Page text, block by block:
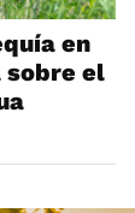
en
sobre el